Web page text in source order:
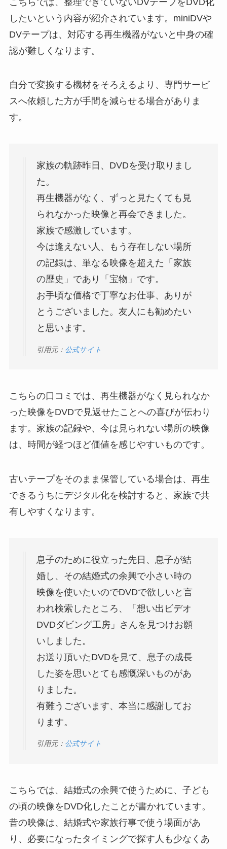
したいという内容が紹介されています。miniDVや
DVテープは、対応する再生機器がないと中身の確
認が難しくなります。
自分で変換する機材をそろえるより、専門サービ
スへ依頼した方が手間を減らせる場合がありま
す。
家族の軌跡昨日、DVDを受け取りまし
た。
再生機器がなく、ずっと見たくても見
られなかった映像と再会できました。
家族で感激しています。
今は逢えない人、もう存在しない場所
の記録は、単なる映像を超えた「家族
の歴史」であり「宝物」です。
お手頃な価格で丁寧なお仕事、ありが
とうございました。友人にも勧めたい
と思います。
引用元： 公式サイト
こちらの口コミでは、再生機器がなく見られなか
った映像をDVDで見返せたことへの喜びが伝わり
ます。家族の記録や、今は見られない場所の映像
は、時間が経つほど価値を感じやすいものです。
古いテープをそのまま保管している場合は、再生
できるうちにデジタル化を検討すると、家族で共
有しやすくなります。
息子のために役立った先日、息子が結
婚し、その結婚式の余興で小さい時の
映像を使いたいのでDVDで欲しいと言
われ検索したところ、「想い出ビデオ
DVDダビング工房」さんを見つけお願
いしました。
お送り頂いたDVDを見て、息子の成長
した姿を思いとても感慨深いものがあ
りました。
有難うございます、本当に感謝してお
ります。
引用元： 公式サイト
こちらでは、結婚式の余興で使うために、子ども
の頃の映像をDVD化したことが書かれています。
昔の映像は、結婚式や家族行事で使う場面があ
り、必要になったタイミングで探す人も少なくあ